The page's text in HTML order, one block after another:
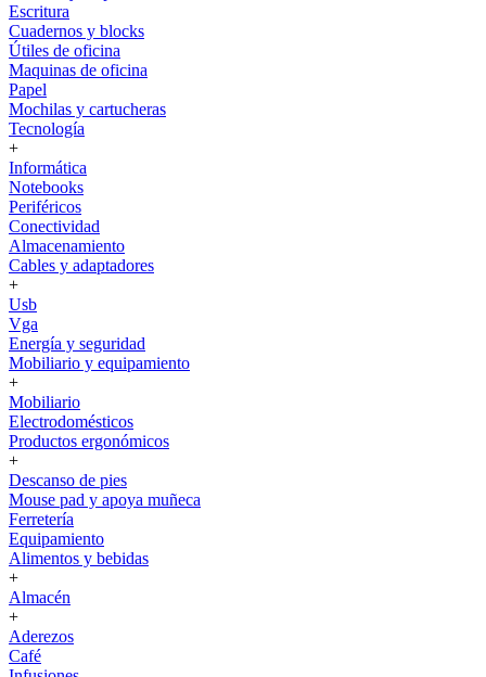
Escritura
Cuadernos y blocks
Útiles de oficina
Maquinas de oficina
Papel
Mochilas y cartucheras
Tecnología
+
Informática
Notebooks
Periféricos
Conectividad
Almacenamiento
Cables y adaptadores
+
Usb
Vga
Energía y seguridad
Mobiliario y equipamiento
+
Mobiliario
Electrodomésticos
Productos ergonómicos
+
Descanso de pies
Mouse pad y apoya muñeca
Ferretería
Equipamiento
Alimentos y bebidas
+
Almacén
+
Aderezos
Café